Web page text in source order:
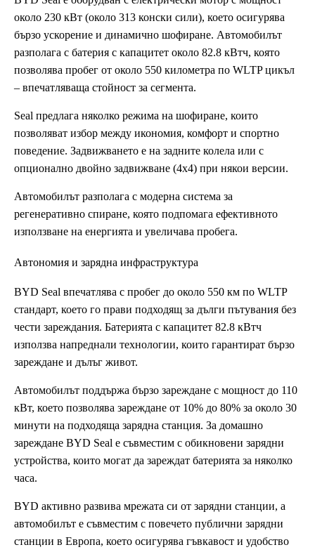
около 230 кВт (около 313 конски сили), което осигурява
бързо ускорение и динамично шофиране. Автомобилът
разполага с батерия с капацитет около 82.8 кВтч, която
позволява пробег от около 550 километра по WLTP цикъл
– впечатляваща стойност за сегмента.
Seal предлага няколко режима на шофиране, които
позволяват избор между икономия, комфорт и спортно
поведение. Задвижването е на задните колела или с
опционално двойно задвижване (4х4) при някои версии.
Автомобилът разполага с модерна система за
регенеративно спиране, която подпомага ефективното
използване на енергията и увеличава пробега.
Автономия и зарядна инфраструктура
BYD Seal впечатлява с пробег до около 550 км по WLTP
стандарт, което го прави подходящ за дълги пътувания без
чести зареждания. Батерията с капацитет 82.8 кВтч
използва напреднали технологии, които гарантират бързо
зареждане и дълъг живот.
Автомобилът поддържа бързо зареждане с мощност до 110
кВт, което позволява зареждане от 10% до 80% за около 30
минути на подходяща зарядна станция. За домашно
зареждане BYD Seal е съвместим с обикновени зарядни
устройства, които могат да зареждат батерията за няколко
часа.
BYD активно развива мрежата си от зарядни станции, а
автомобилът е съвместим с повечето публични зарядни
станции в Европа, което осигурява гъвкавост и удобство